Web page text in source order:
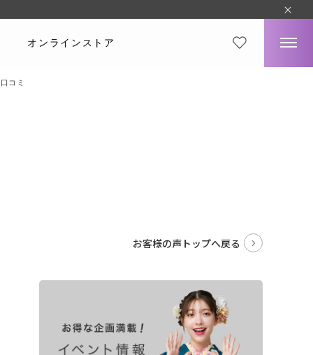
オンラインストア
コミ
お客様の声トップへ戻る